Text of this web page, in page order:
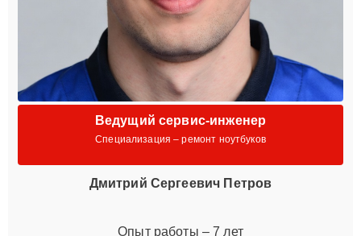
Ведущий сервис-инженер
Специализация – ремонт ноутбуков
Дмитрий Сергеевич Петров
Опыт работы – 7 лет